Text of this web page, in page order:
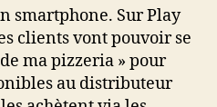
smartphone. Sur Play
clients vont pouvoir se
ma pizzeria » pour
au distributeur